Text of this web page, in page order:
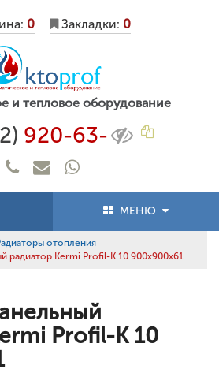
0 Закладки: 0
и тепловое оборудование
920-63-
МЕНЮ
отопления
радиатор Kermi Profil-K 10 900x900x61
Profil-K 10